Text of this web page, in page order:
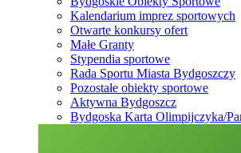
Kalendarium imprez sportowych
Otwarte konkursy ofert
Małe Granty
Stypendia sportowe
Rada Sportu Miasta Bydgoszczy
Pozostałe obiekty sportowe
Aktywna Bydgoszcz
Bydgoska Karta Olimpijczyka/